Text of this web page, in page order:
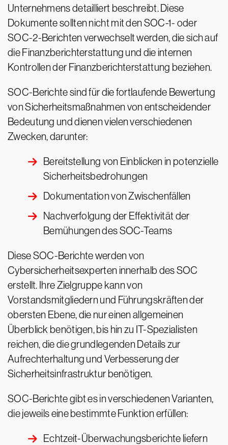
Unternehmens detailliert beschreibt. Diese
Dokumente sollten nicht mit den SOC-1- oder
SOC-2-Berichten verwechselt werden, die sich auf
die Finanzberichterstattung und die internen
Kontrollen der Finanzberichterstattung beziehen.
SOC-Berichte sind für die fortlaufende Bewertung
von Sicherheitsmaßnahmen von entscheidender
Bedeutung und dienen vielen verschiedenen
Zwecken, darunter:
Bereitstellung von Einblicken in potenzielle
Sicherheitsbedrohungen
Dokumentation von Zwischenfällen
Nachverfolgung der Effektivität der
Bemühungen des SOC-Teams
Diese SOC-Berichte werden von
Cybersicherheitsexperten innerhalb des SOC
erstellt. Ihre Zielgruppe kann von
Vorstandsmitgliedern und Führungskräften der
obersten Ebene, die nur einen allgemeinen
Überblick benötigen, bis hin zu IT-Spezialisten
reichen, die die grundlegenden Details zur
Aufrechterhaltung und Verbesserung der
Sicherheitsinfrastruktur benötigen.
SOC-Berichte gibt es in verschiedenen Varianten,
die jeweils eine bestimmte Funktion erfüllen:
Echtzeit-Überwachungsberichte liefern